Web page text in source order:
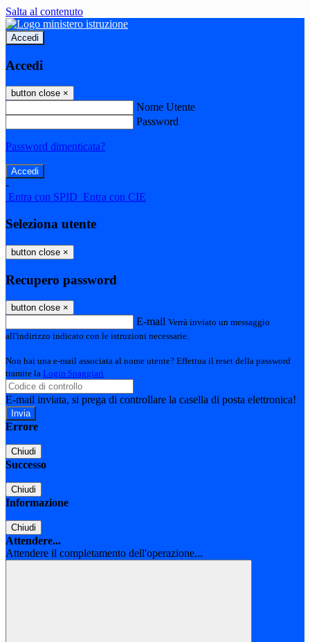
Salta al contenuto
Accedi
Accedi
button close ×
Nome Utente
Password
Password dimenticata?
-
Entra con SPID Entra con CIE
Seleziona utente
button close ×
Recupero password
button close ×
E-mail Verrà inviato un messaggio
all'indirizzo indicato con le istruzioni necessarie.
Non hai una e-mail associata al nome utente? Effettua il reset della password
tramite la Login Spaggiari
E-mail inviata, si prega di controllare la casella di posta elettronica!
Errore
Chiudi
Successo
Chiudi
Informazione
Chiudi
Attendere...
Attendere il completamento dell'operazione...